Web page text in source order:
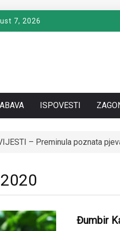
7, 2026
ISPOVESTI
“GRANDA” SE UDALA ZA
Đumbir